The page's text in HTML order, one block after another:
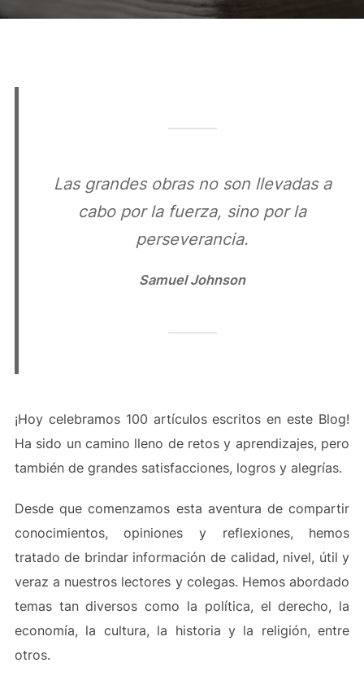
Las grandes obras no son llevadas a
cabo por la fuerza, sino por la
perseverancia.
Samuel Johnson
¡Hoy celebramos 100 artículos escritos en este Blog!
Ha sido un camino lleno de retos y aprendizajes, pero
también de grandes satisfacciones, logros y alegrías.
Desde que comenzamos esta aventura de compartir
conocimientos, opiniones y reflexiones, hemos
tratado de brindar información de calidad, nivel, útil y
veraz a nuestros lectores y colegas. Hemos abordado
temas tan diversos como la política, el derecho, la
economía, la cultura, la historia y la religión, entre
otros.